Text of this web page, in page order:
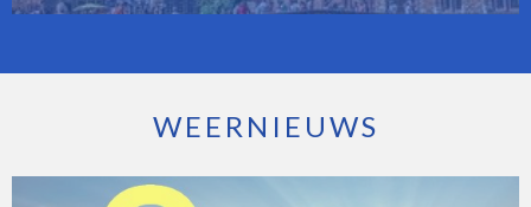
WEERNIEUWS